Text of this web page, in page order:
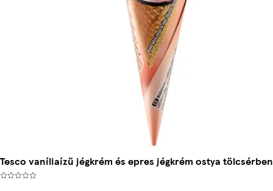
Tesco vaníliaízű jégkrém és epres jégkrém ostya